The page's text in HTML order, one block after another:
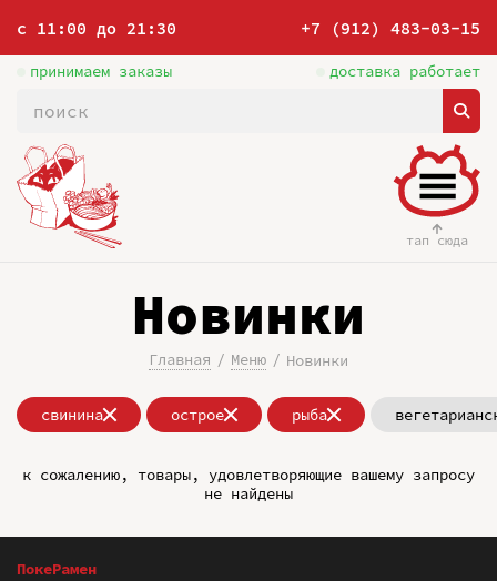
с 11:00 до 21:30 +7 (912) 483-03-15
принимаем заказы доставка работает
тап сюда
Новинки
Главная Меню Новинки
свинина острое рыба
к сожалению, товары, удовлетворяющие вашему запросу
не найдены
ПокеРамен